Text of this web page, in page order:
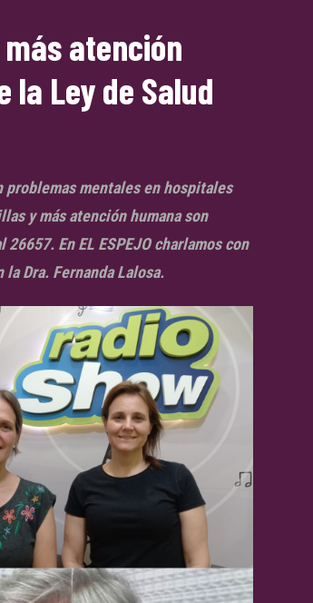
atención
Ley de Salud
problemas mentales en hospitales
y más atención humana son
En EL ESPEJO charlamos con
Dra. Fernanda Lalosa.